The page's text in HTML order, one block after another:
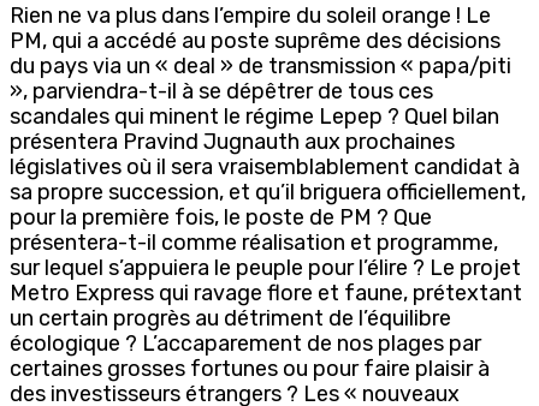
Rien ne va plus dans l’empire du soleil orange ! Le
PM, qui a accédé au poste suprême des décisions
du pays via un « deal » de transmission « papa/piti
», parviendra-t-il à se dépêtrer de tous ces
scandales qui minent le régime Lepep ? Quel bilan
présentera Pravind Jugnauth aux prochaines
législatives où il sera vraisemblablement candidat à
sa propre succession, et qu’il briguera officiellement,
pour la première fois, le poste de PM ? Que
présentera-t-il comme réalisation et programme,
sur lequel s’appuiera le peuple pour l’élire ? Le projet
Metro Express qui ravage flore et faune, prétextant
un certain progrès au détriment de l’équilibre
écologique ? L’accaparement de nos plages par
certaines grosses fortunes ou pour faire plaisir à
des investisseurs étrangers ? Les « nouveaux